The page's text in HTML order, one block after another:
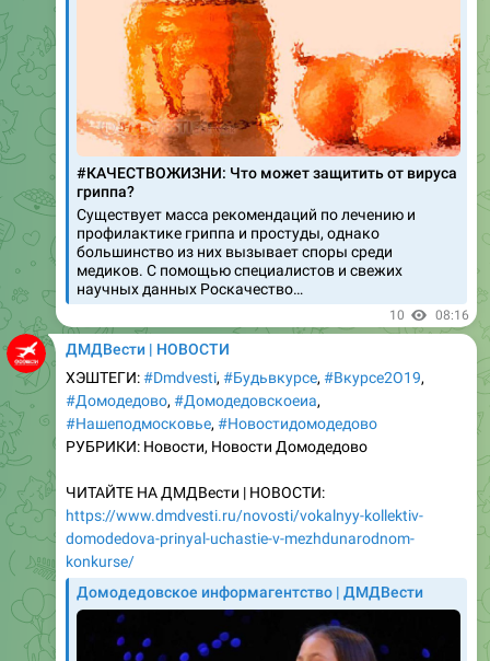
#КАЧЕСТВОЖИЗНИ: Что может защитить от вируса
гриппа?
Существует масса рекомендаций по лечению и
профилактике гриппа и простуды, однако
большинство из них вызывает споры среди
медиков. С помощью специалистов и свежих
научных данных Роскачество…
10
ДМДВести | НОВОСТИ
ХЭШТЕГИ:#Dmdvesti,#Бyдьвкурсе,#Вкyрсе2О19,
#Домодедово,#Домодедовскоеиа
#Нашеподмосковье, #Новостидомодедово
РУБРИКИ: Новости, Новости Домодедово
ЧИТАЙТЕ НА ДМДВести | НОВОСТИ:
domodedova-prinyal-uchastie-v-mezhdunarodnom-
konkurse/
Домодедовское информагентство | ДМДВести